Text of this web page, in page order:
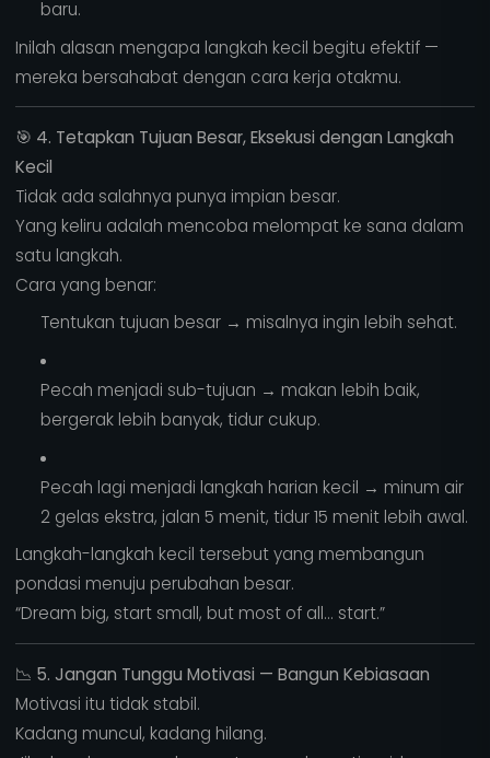
baru.
Inilah alasan mengapa langkah kecil begitu efektif —
mereka bersahabat dengan cara kerja otakmu.
🎯 4. Tetapkan Tujuan Besar, Eksekusi dengan Langkah
Kecil
Tidak ada salahnya punya impian besar.
Yang keliru adalah mencoba melompat ke sana dalam
satu langkah.
Cara yang benar:
Tentukan tujuan besar → misalnya ingin lebih sehat.
Pecah menjadi sub-tujuan → makan lebih baik,
bergerak lebih banyak, tidur cukup.
Pecah lagi menjadi langkah harian kecil → minum air
2 gelas ekstra, jalan 5 menit, tidur 15 menit lebih awal.
Langkah-langkah kecil tersebut yang membangun
pondasi menuju perubahan besar.
“Dream big, start small, but most of all… start.”
📉 5. Jangan Tunggu Motivasi — Bangun Kebiasaan
Motivasi itu tidak stabil.
Kadang muncul, kadang hilang.